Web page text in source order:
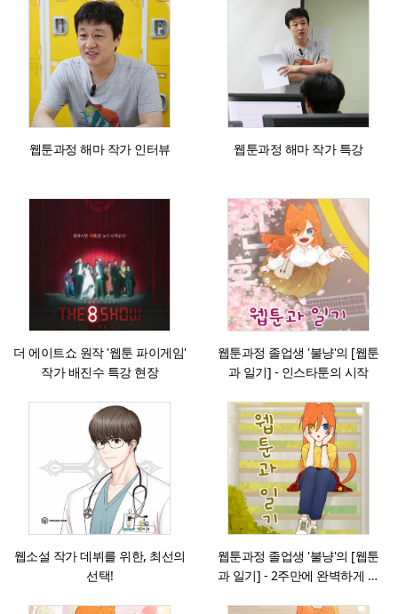
웹툰과정 해마 작가 인터뷰 웹툰과정 해마 작가 특강
더 에이트쇼 원작 '웹툰 파이게임'
작가 배진수 특강 현장
웹툰과정 졸업생 '불냥'의 [웹툰
과 일기] - 인스타툰의 시작
웹소설 작가 데뷔를 위한, 최선의
선택!
웹툰과정 졸업생 '불냥'의 [웹툰
과 일기] - 2주만에 완벽하게 달